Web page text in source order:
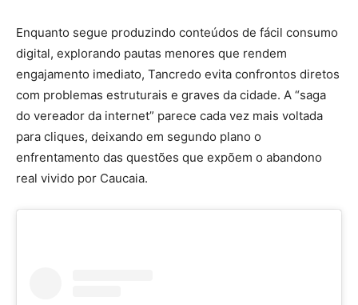
Enquanto segue produzindo conteúdos de fácil consumo
digital, explorando pautas menores que rendem
engajamento imediato, Tancredo evita confrontos diretos
com problemas estruturais e graves da cidade. A “saga
do vereador da internet” parece cada vez mais voltada
para cliques, deixando em segundo plano o
enfrentamento das questões que expõem o abandono
real vivido por Caucaia.